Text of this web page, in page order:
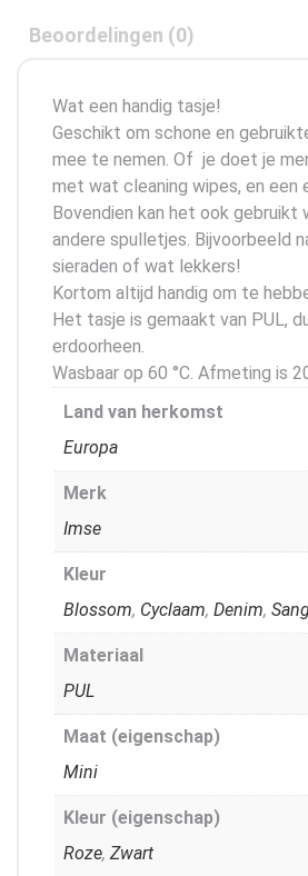
Beoordelingen (0)
Wat een handig tasje!
Geschikt om schone en
mee te nemen. Of je doet je
met wat cleaning wipes, en een
Bovendien kan het ook gebruikt
andere spulletjes. Bijvoorbeeld
sieraden of wat lekkers!
Kortom altijd handig om te
Het tasje is gemaakt van PUL,
erdoorheen.
Wasbaar op 60 °C. Afmeting is
Land van herkomst
Europa
Merk
Imse
Kleur
Blossom, Cyclaam, Denim,
Materiaal
PUL
Maat (eigenschap)
Mini
Kleur (eigenschap)
Roze, Zwart